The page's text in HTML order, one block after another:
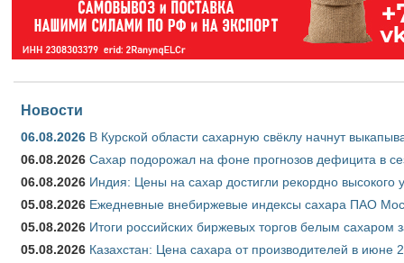
Новости
06.08.2026 В Курской области сахарную свёклу начнут
06.08.2026 Сахар подорожал на фоне прогнозов дефицита в
06.08.2026 Индия: Цены на сахар достигли рекордно высокого
05.08.2026 Ежедневные внебиржевые индексы сахара ПАО
05.08.2026 Итоги российских биржевых торгов белым сахаром
05.08.2026 Казахстан: Цена сахара от производителей в июне